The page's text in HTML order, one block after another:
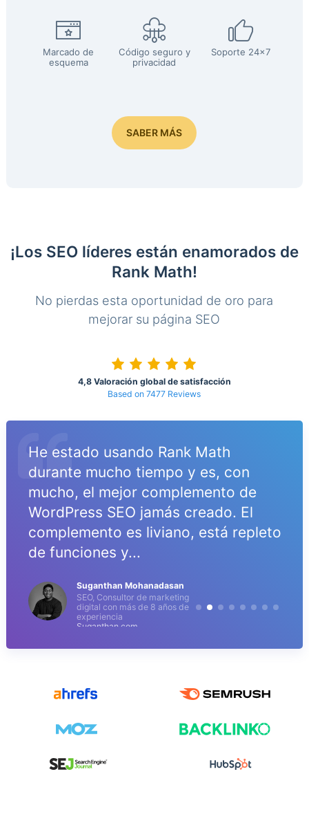
Marcado de
esquema
Código seguro y
privacidad
Soporte 24x7
SABER MÁS
¡Los SEO líderes están enamorados de
Rank Math!
No pierdas esta oportunidad de oro para
mejorar su página SEO
4,8 Valoración global de satisfacción
Based on 7477 Reviews
He estado usando Rank Math
durante mucho tiempo y es, con
mucho, el mejor complemento de
WordPress SEO jamás creado. El
complemento es liviano, está repleto
de funciones y...
Suganthan Mohanadasan
SEO, Consultor de marketing
digital con más de 8 años de
experiencia
Suganthan.com